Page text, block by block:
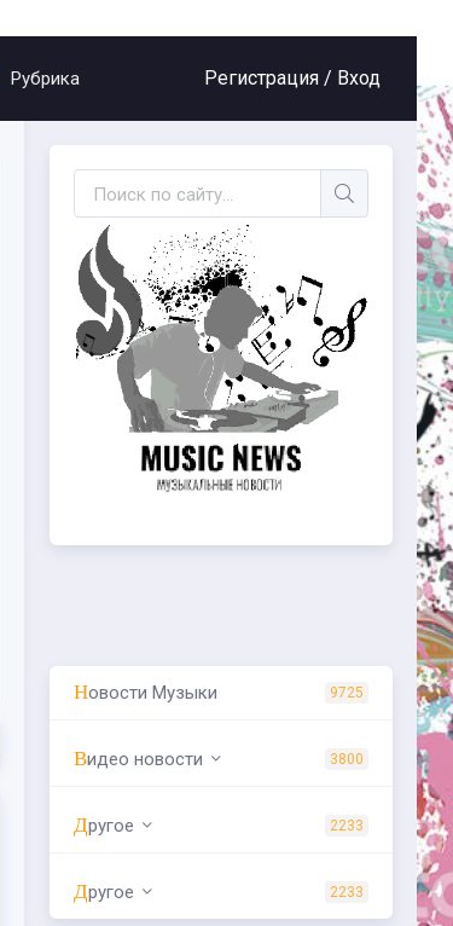
Рубрика Регистрация / Вход
Новости Музыки 9725
Видео новости 3800
Другое 2233
Другое 2233